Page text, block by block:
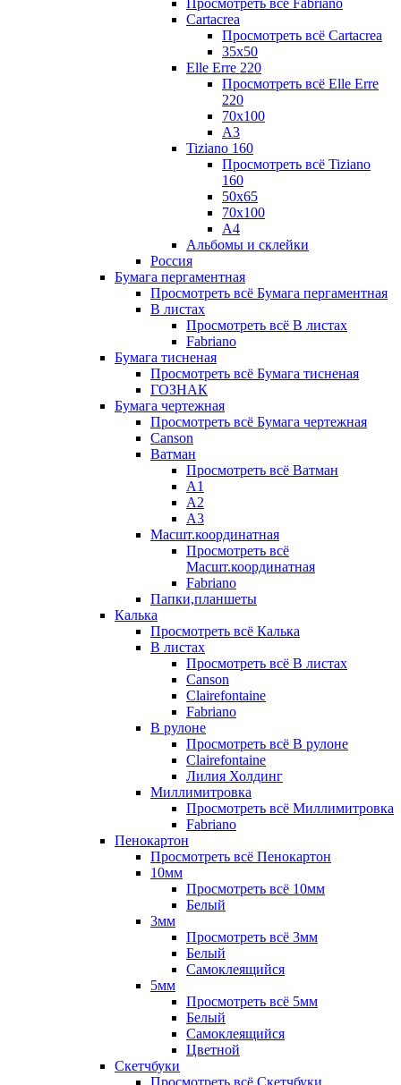
Просмотреть всё Fabriano
Cartacrea
Просмотреть всё Cartacrea
35х50
Elle Erre 220
Просмотреть всё Elle Erre
220
70х100
А3
Tiziano 160
Просмотреть всё Tiziano
160
50х65
70х100
А4
Альбомы и склейки
Россия
Бумага пергаментная
Просмотреть всё Бумага пергаментная
В листах
Просмотреть всё В листах
Fabriano
Бумага тисненая
Просмотреть всё Бумага тисненая
ГОЗНАК
Бумага чертежная
Просмотреть всё Бумага чертежная
Canson
Ватман
Просмотреть всё Ватман
А1
А2
А3
Масшт.координатная
Просмотреть всё
Масшт.координатная
Fabriano
Папки,планшеты
Калька
Просмотреть всё Калька
В листах
Просмотреть всё В листах
Canson
Clairefontaine
Fabriano
В рулоне
Просмотреть всё В рулоне
Clairefontaine
Лилия Холдинг
Миллимитровка
Просмотреть всё Миллимитровка
Fabriano
Пенокартон
Просмотреть всё Пенокартон
10мм
Просмотреть всё 10мм
Белый
3мм
Просмотреть всё 3мм
Белый
Самоклеящийся
5мм
Просмотреть всё 5мм
Белый
Самоклеящийся
Цветной
Скетчбуки
Просмотреть всё Скетчбуки